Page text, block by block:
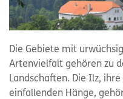
Die Gebiete mit
Artenvielfalt gehören zu
Landschaften. Die Ilz,
einfallenden Hänge,